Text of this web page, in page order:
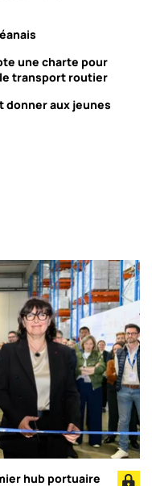
une charte pour
transport routier
donner aux jeunes
hub portuaire